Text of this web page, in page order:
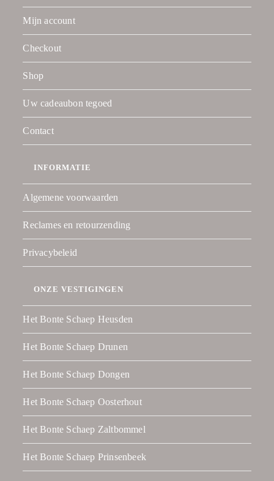
Mijn account
Checkout
Shop
Uw cadeaubon tegoed
Contact
INFORMATIE
Algemene voorwaarden
Reclames en retourzending
Privacybeleid
ONZE VESTIGINGEN
Het Bonte Schaep Heusden
Het Bonte Schaep Drunen
Het Bonte Schaep Dongen
Het Bonte Schaep Oosterhout
Het Bonte Schaep Zaltbommel
Het Bonte Schaep Prinsenbeek